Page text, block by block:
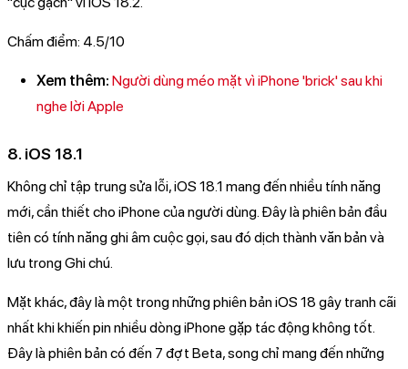
Chấm điểm: 4.5/10
Xem thêm: Người dùng méo mặt vì iPhone 'brick' sau khi
nghe lời Apple
8. iOS 18.1
Không chỉ tập trung sửa lỗi, iOS 18.1 mang đến nhiều tính năng
mới, cần thiết cho iPhone của người dùng. Đây là phiên bản đầu
tiên có tính năng ghi âm cuộc gọi, sau đó dịch thành văn bản và
lưu trong Ghi chú.
Mặt khác, đây là một trong những phiên bản iOS 18 gây tranh cãi
nhất khi khiến pin nhiều dòng iPhone gặp tác động không tốt.
Đây là phiên bản có đến 7 đợt Beta, song chỉ mang đến những